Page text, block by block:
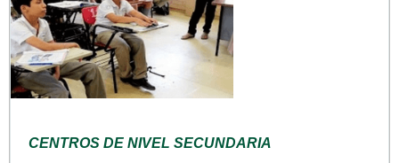
CENTROS DE NIVEL SECUNDARIA